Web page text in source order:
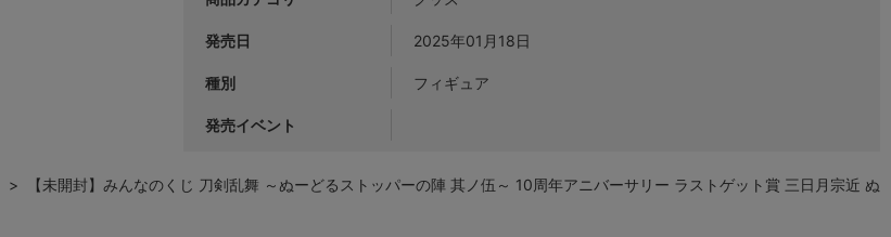
発売日 2025年01月18日
種別 フィギュア
発売イベント
> 【未開封】みんなのくじ 刀剣乱舞 ～ぬーどるストッパーの陣 其ノ伍～ 10周年アニバーサリー ラストゲット賞 三日月宗近 ぬ